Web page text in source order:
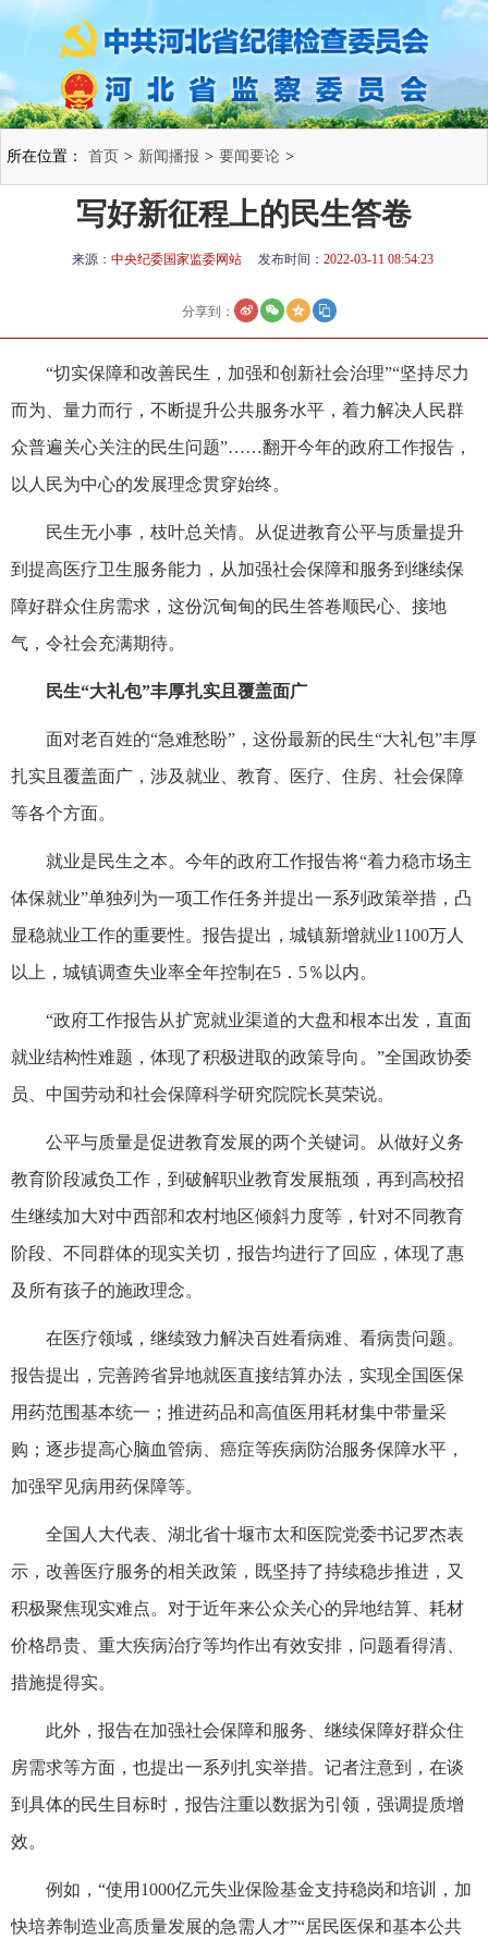
所在位置： 首页 > 新闻播报 > 要闻要论 >
写好新征程上的民生答卷
来源： 中央纪委国家监委网站 发布时间： 2022-03-11 08:54:23
分享到：
“切实保障和改善民生，加强和创新社会治理”“坚持尽力
而为、量力而行，不断提升公共服务水平，着力解决人民群
众普遍关心关注的民生问题”……翻开今年的政府工作报告，
以人民为中心的发展理念贯穿始终。
民生无小事，枝叶总关情。从促进教育公平与质量提升
到提高医疗卫生服务能力，从加强社会保障和服务到继续保
障好群众住房需求，这份沉甸甸的民生答卷顺民心、接地
气，令社会充满期待。
民生“大礼包”丰厚扎实且覆盖面广
面对老百姓的“急难愁盼”，这份最新的民生“大礼包”丰厚
扎实且覆盖面广，涉及就业、教育、医疗、住房、社会保障
等各个方面。
就业是民生之本。今年的政府工作报告将“着力稳市场主
体保就业”单独列为一项工作任务并提出一系列政策举措，凸
显稳就业工作的重要性。报告提出，城镇新增就业1100万人
以上，城镇调查失业率全年控制在5．5％以内。
“政府工作报告从扩宽就业渠道的大盘和根本出发，直面
就业结构性难题，体现了积极进取的政策导向。”全国政协委
员、中国劳动和社会保障科学研究院院长莫荣说。
公平与质量是促进教育发展的两个关键词。从做好义务
教育阶段减负工作，到破解职业教育发展瓶颈，再到高校招
生继续加大对中西部和农村地区倾斜力度等，针对不同教育
阶段、不同群体的现实关切，报告均进行了回应，体现了惠
及所有孩子的施政理念。
在医疗领域，继续致力解决百姓看病难、看病贵问题。
报告提出，完善跨省异地就医直接结算办法，实现全国医保
用药范围基本统一；推进药品和高值医用耗材集中带量采
购；逐步提高心脑血管病、癌症等疾病防治服务保障水平，
加强罕见病用药保障等。
全国人大代表、湖北省十堰市太和医院党委书记罗杰表
示，改善医疗服务的相关政策，既坚持了持续稳步推进，又
积极聚焦现实难点。对于近年来公众关心的异地结算、耗材
价格昂贵、重大疾病治疗等均作出有效安排，问题看得清、
措施提得实。
此外，报告在加强社会保障和服务、继续保障好群众住
房需求等方面，也提出一系列扎实举措。记者注意到，在谈
到具体的民生目标时，报告注重以数据为引领，强调提质增
效。
例如，“使用1000亿元失业保险基金支持稳岗和培训，加
快培养制造业高质量发展的急需人才”“居民医保和基本公共